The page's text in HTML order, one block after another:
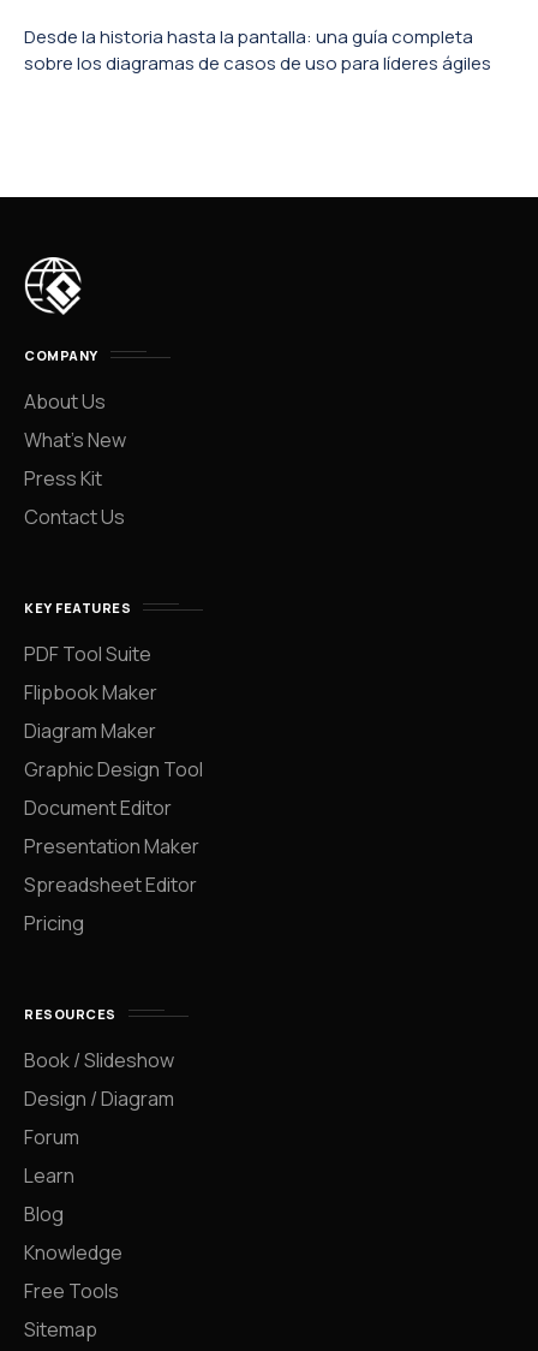
Desde la historia hasta la pantalla: una guía completa
sobre los diagramas de casos de uso para líderes ágiles
COMPANY
About Us
What’s New
Press Kit
Contact Us
KEY FEATURES
PDF Tool Suite
Flipbook Maker
Diagram Maker
Graphic Design Tool
Document Editor
Presentation Maker
Spreadsheet Editor
Pricing
RESOURCES
Book / Slideshow
Design / Diagram
Forum
Learn
Blog
Knowledge
Free Tools
Sitemap